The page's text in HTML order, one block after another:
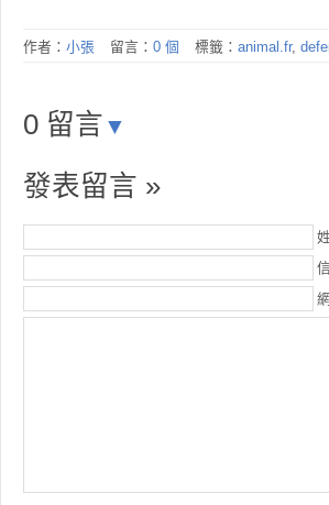
作者： 小張 留言： 0 個 標籤： animal.fr,
0 留言 ▼
發表留言 »